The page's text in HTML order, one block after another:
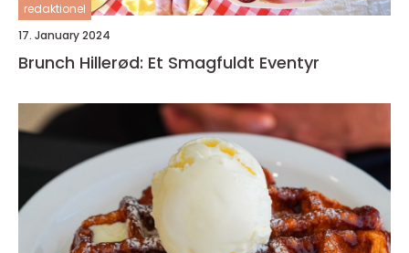
redaktionel
17. January 2024
Brunch Hillerød: Et Smagfuldt Eventyr